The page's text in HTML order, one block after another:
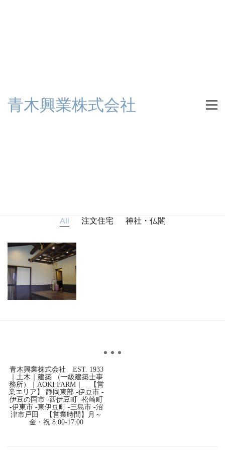
青木興業株式会社
All 注文住宅 神社・仏閣
青木興業株式会社 EST. 1933
｜土木｜建築 （一級建築士事
務所）｜AOKI FARM｜ 【営
業エリア】 静岡東部 -伊豆市 -
伊豆の国市 -西伊豆町 -松崎町
-伊東市 -東伊豆町 -三島市 -沼
津市戸田 【営業時間】月～
金・祝 8:00-17:00